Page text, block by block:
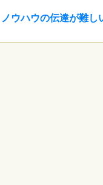
ノウハウの伝達が難し